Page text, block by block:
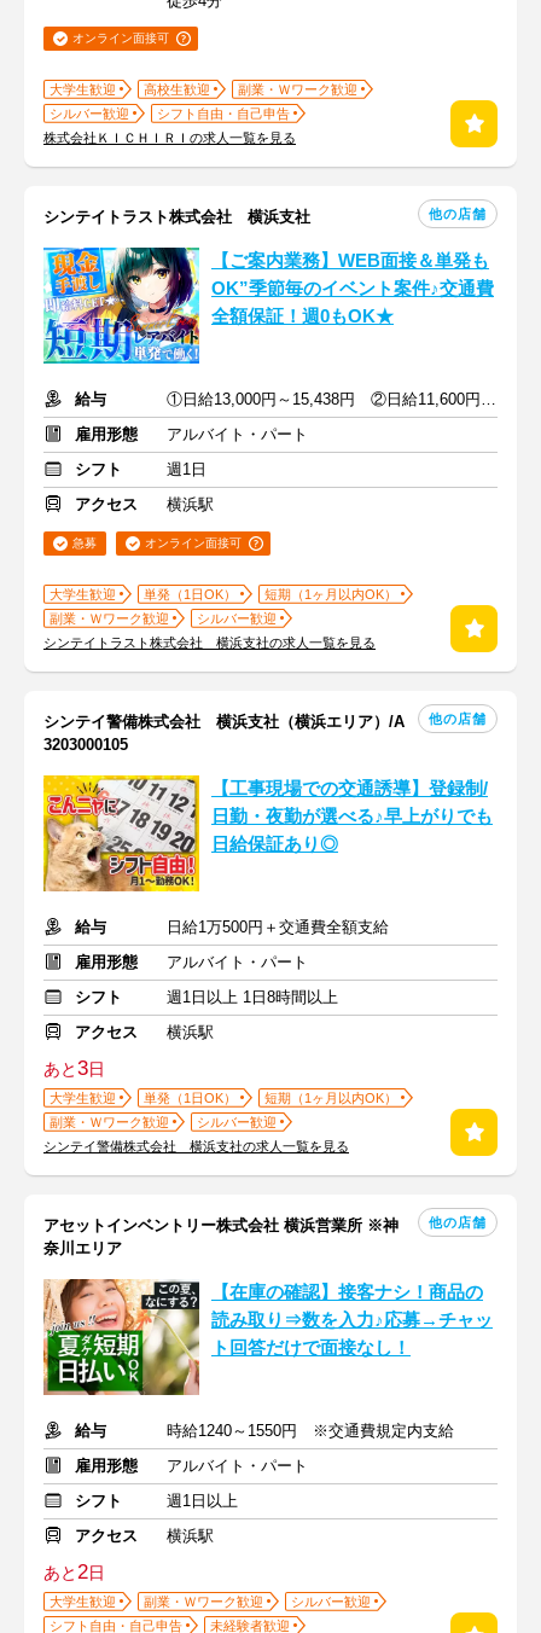
オンライン面接可
大学生歓迎 高校生歓迎
副業・Ｗワーク歓迎
シルバー歓迎
シフト自由・自己申告
株式会社ＫＩＣＨＩＲＩの求人一覧を見る
シンテイトラスト株式会社 横浜支社 他の店舗
【ご案内業務】WEB面接＆単発も
OK”季節毎のイベント案件♪交通費
全額保証！週0もOK★
給与
雇用形態
アルバイト・パート
シフト
週1日
アクセス
横浜駅
急募 オンライン面接可
大学生歓迎 単発（1日OK）
短期（1ヶ月以内OK）
副業・Ｗワーク歓迎
シルバー歓迎
シンテイトラスト株式会社 横浜支社の求人一覧を見る
シンテイ警備株式会社 横浜支社（横浜エリア）/A
3203000105
他の店舗
【工事現場での交通誘導】登録制/
日勤・夜勤が選べる♪早上がりでも
日給保証あり◎
給与
日給1万500円＋交通費全額支給
雇用形態
アルバイト・パート
シフト
週1日以上 1日8時間以上
アクセス
横浜駅
あと3日
大学生歓迎 単発（1日OK）
短期（1ヶ月以内OK）
副業・Ｗワーク歓迎
シルバー歓迎
シンテイ警備株式会社 横浜支社の求人一覧を見る
アセットインベントリー株式会社 横浜営業所 ※神
奈川エリア
他の店舗
【在庫の確認】接客ナシ！商品の
読み取り⇒数を入力♪応募→チャッ
ト回答だけで面接なし！
給与
時給1240～1550円 ※交通費規定内支給
雇用形態
アルバイト・パート
シフト
週1日以上
アクセス
横浜駅
あと2日
大学生歓迎 副業・Ｗワーク歓迎
シルバー歓迎
シフト自由・自己申告
未経験者歓迎